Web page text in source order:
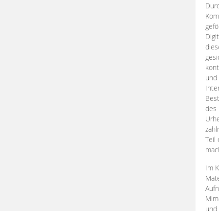
des
Teil
Im
und